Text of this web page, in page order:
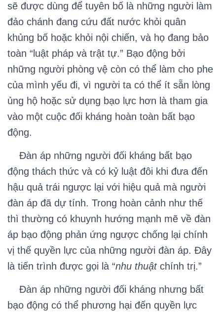
sẽ được dùng để tuyên bố là những người làm
đảo chánh đang cứu đất nước khỏi quân
khủng bố hoặc khỏi nội chiến, và họ đang bảo
toàn “luật pháp và trật tự.” Bạo động bởi
những người phòng vệ còn có thể làm cho phe
của mình yếu đi, vì người ta có thể ít sẵn lòng
ủng hộ hoặc sử dụng bạo lực hơn là tham gia
vào một cuộc đối kháng hoàn toàn bất bạo
động.
Đàn áp những người đối kháng bất bạo
động thách thức và có kỷ luật đôi khi đưa đến
hậu quả trái ngược lại với hiệu quả mà người
đàn áp đã dự tính. Trong hoàn cảnh như thế
thì thường có khuynh hướng mạnh mẽ về đàn
áp bạo động phản ứng ngược chống lại chính
vị thế quyền lực của những người đàn áp. Đây
là tiến trình được gọi là “nhu thuật chính trị.”
Đàn áp những người đối kháng nhưng bất
bạo động có thể phương hại đến quyền lực